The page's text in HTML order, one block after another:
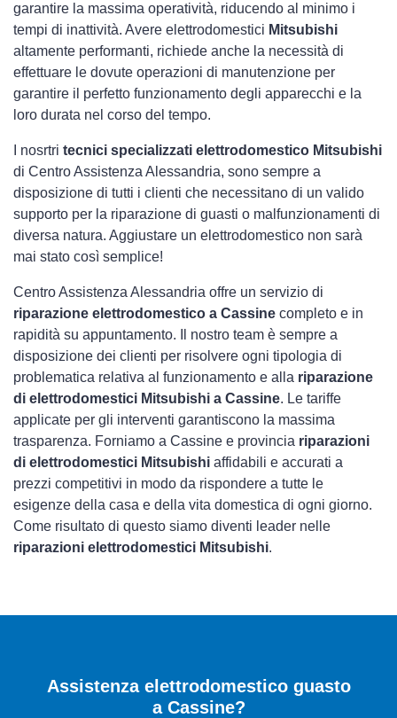
garantire la massima operatività, riducendo al minimo i
tempi di inattività. Avere elettrodomestici Mitsubishi
altamente performanti, richiede anche la necessità di
effettuare le dovute operazioni di manutenzione per
garantire il perfetto funzionamento degli apparecchi e la
loro durata nel corso del tempo.
I nosrtri tecnici specializzati elettrodomestico Mitsubishi
di Centro Assistenza Alessandria, sono sempre a
disposizione di tutti i clienti che necessitano di un valido
supporto per la riparazione di guasti o malfunzionamenti di
diversa natura. Aggiustare un elettrodomestico non sarà
mai stato così semplice!
Centro Assistenza Alessandria offre un servizio di
riparazione elettrodomestico a Cassine completo e in
rapidità su appuntamento. Il nostro team è sempre a
disposizione dei clienti per risolvere ogni tipologia di
problematica relativa al funzionamento e alla riparazione
di elettrodomestici Mitsubishi a Cassine. Le tariffe
applicate per gli interventi garantiscono la massima
trasparenza. Forniamo a Cassine e provincia riparazioni
di elettrodomestici Mitsubishi affidabili e accurati a
prezzi competitivi in modo da rispondere a tutte le
esigenze della casa e della vita domestica di ogni giorno.
Come risultato di questo siamo diventi leader nelle
riparazioni elettrodomestici Mitsubishi.
Assistenza elettrodomestico guasto
a Cassine?